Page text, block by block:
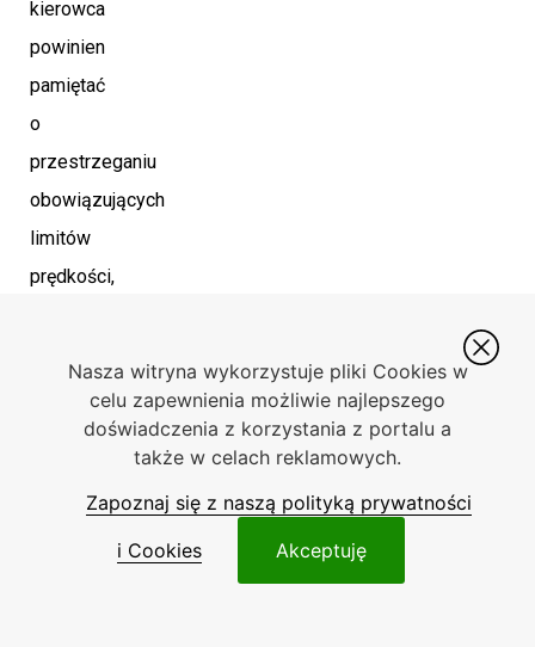
kierowca
powinien
pamiętać
o
przestrzeganiu
obowiązujących
limitów
prędkości,
własnego
bezpieczeństwa,
Nasza witryna wykorzystuje pliki Cookies w
celu zapewnienia możliwie najlepszego
doświadczenia z korzystania z portalu a
także w celach reklamowych.
Zapoznaj się z naszą polityką prywatności
i Cookies
Akceptuję